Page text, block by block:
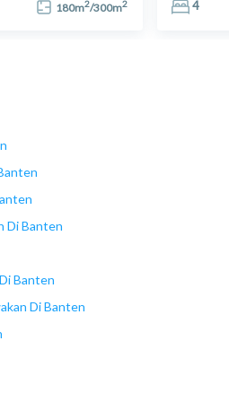
180m2/300m2 4
Di Banten
Banten
Di Banten